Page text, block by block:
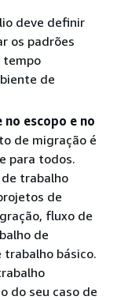
deve definir
os padrões
tempo
de
escopo e no
de migração é
para todos.
trabalho
de
fluxo de
de
básico.
do seu caso de